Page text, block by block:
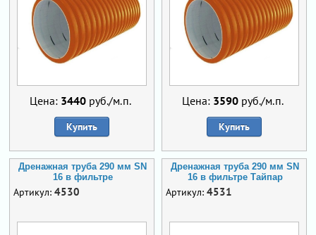
Цена: 3440руб./м.п.
Купить
Цена: 3590руб./м.п.
Купить
Дренажная труба 290 мм SN
16 в фильтре
Артикул: 4530
Дренажная труба 290 мм SN
16 в фильтре Тайпар
Артикул: 4531